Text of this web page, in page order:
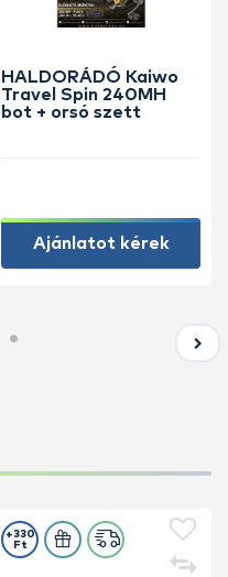
HALDORÁDÓ Kaiwo
Travel Spin 240MH
bot + orsó szett
Ajánlatot kérek
+330
Ft